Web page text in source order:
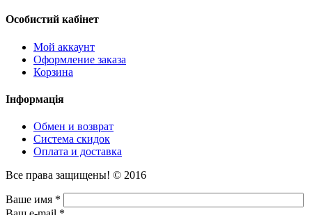
Особистий кабінет
Мой аккаунт
Оформление заказа
Корзина
Інформація
Обмен и возврат
Система скидок
Оплата и доставка
Все права защищены! © 2016
Ваше имя *